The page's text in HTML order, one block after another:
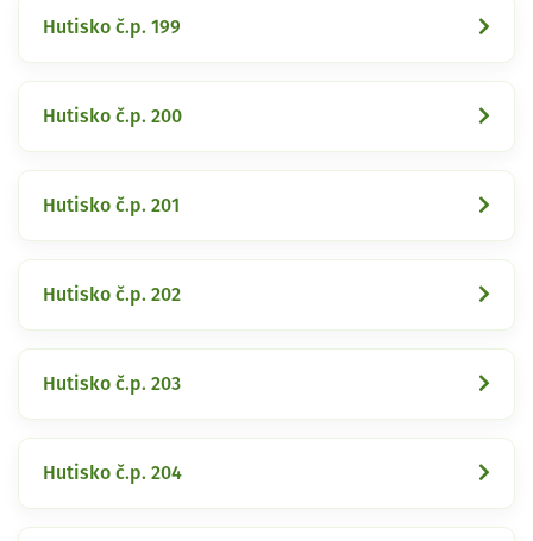
Hutisko č.p. 199
Hutisko č.p. 200
Hutisko č.p. 201
Hutisko č.p. 202
Hutisko č.p. 203
Hutisko č.p. 204